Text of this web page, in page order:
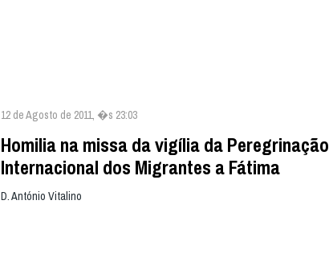
12 de Agosto de 2011, �s 23:03
Homilia na missa da vigília da Peregrinação
Internacional dos Migrantes a Fátima
D. António Vitalino